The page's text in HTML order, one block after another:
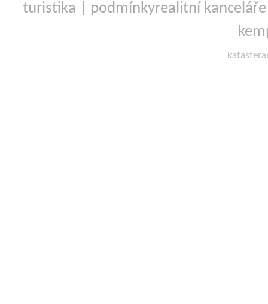
turistika
podmínkyrealitní